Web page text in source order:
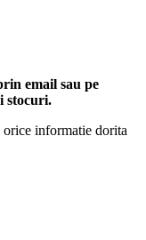
email sau pe
stocuri.
orice informatie dorita